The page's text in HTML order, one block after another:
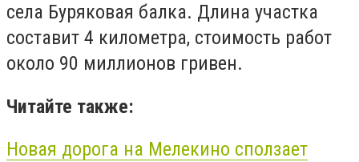
села Буряковая балка. Длина участка
составит 4 километра, стоимость работ
около 90 миллионов гривен.
Читайте также:
Новая дорога на Мелекино сползает